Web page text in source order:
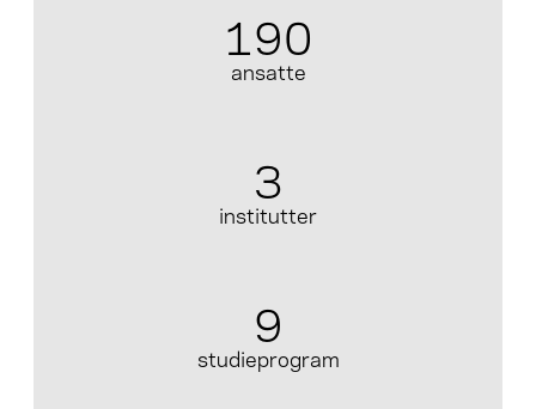
190
ansatte
3
institutter
9
studieprogram